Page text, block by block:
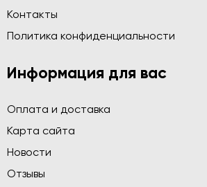
Контакты
Политика конфиденциальности
Информация для вас
Оплата и доставка
Карта сайта
Новости
Отзывы